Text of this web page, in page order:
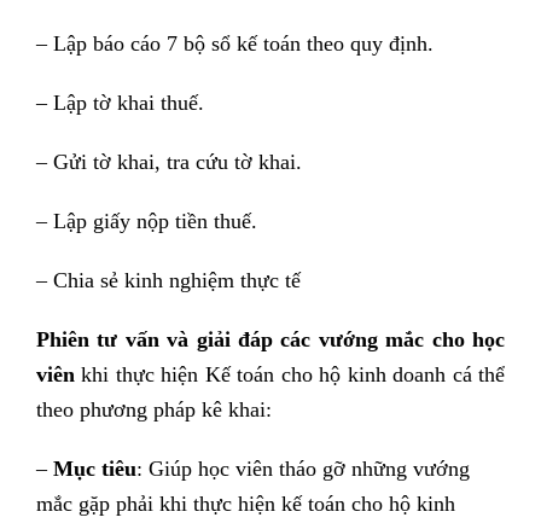
– Lập báo cáo 7 bộ sổ kế toán theo quy định.
– Lập tờ khai thuế.
– Gửi tờ khai, tra cứu tờ khai.
– Lập giấy nộp tiền thuế.
– Chia sẻ kinh nghiệm thực tế
Phiên tư vấn và giải đáp các vướng mắc cho học
viên khi thực hiện Kế toán cho hộ kinh doanh cá thể
theo phương pháp kê khai:
– Mục tiêu: Giúp học viên tháo gỡ những vướng
mắc gặp phải khi thực hiện kế toán cho hộ kinh